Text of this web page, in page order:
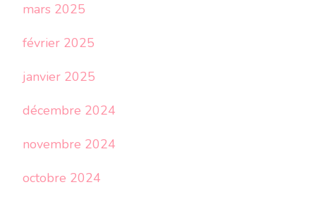
mars 2025
février 2025
janvier 2025
décembre 2024
novembre 2024
octobre 2024